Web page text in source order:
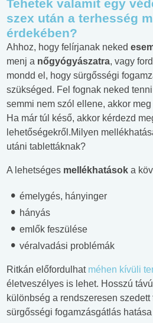
Tehetek valamit egy
szex után a terhesség
érdekében?
Ahhoz, hogy felírjanak neked
menj a nőgyógyászatra, vagy
mondd el, hogy sürgősségi
szükséged. Fel fognak neked
semmi nem szól ellene, akkor
Ha már túl késő, akkor kérdezd
lehetőségekről.Milyen
utáni tablettáknak?
A lehetséges mellékhatások a
émelygés, hányinger
hányás
emlők feszülése
véralvadási problémák
Ritkán előfordulhat méhen kívüli
életveszélyes is lehet. Hosszú
különbség a rendszeresen
sürgősségi fogamzásgátlás hatása